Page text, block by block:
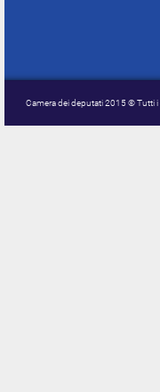
Camera dei deputati 2015 © Tutti i